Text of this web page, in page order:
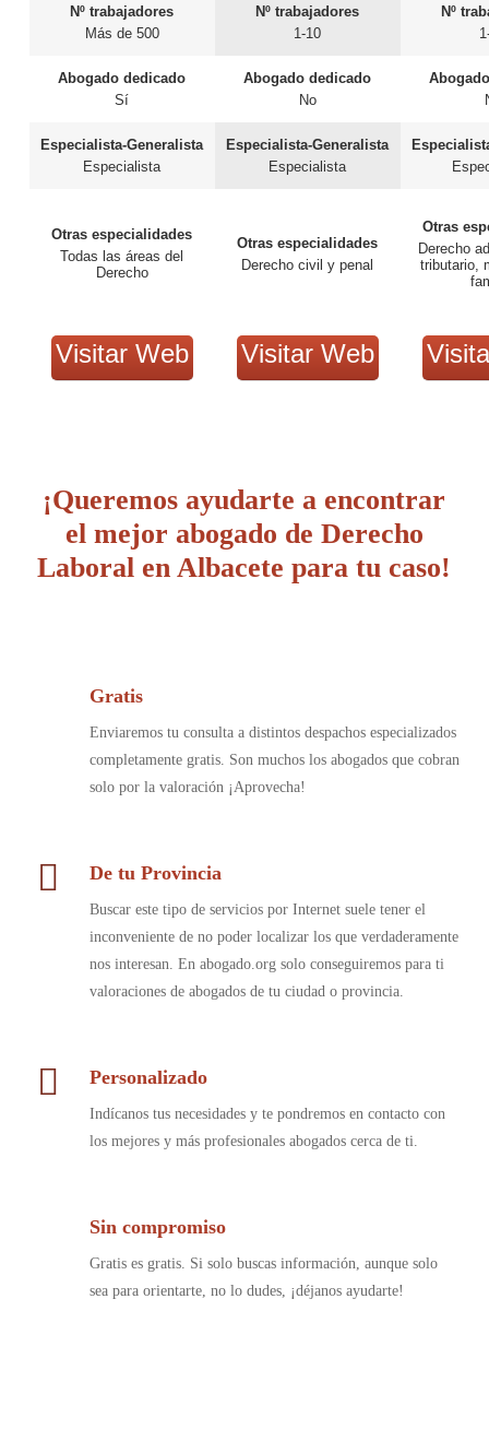
Nº trabajadores
Más de 500
Abogado dedicado
Sí
Especialista-Generalista
Especialista
Otras especialidades
Todas las áreas del
Derecho
Visitar Web
Nº trabajadores
1-10
Abogado dedicado
No
Especialista-Generalista
Especialista
Otras especialidades
Derecho civil y penal
Visitar Web
Nº
Otras
Derecho
tributario,
¡Queremos ayudarte a encontrar
el mejor abogado de Derecho
Laboral en Albacete para tu caso!
Gratis
Enviaremos tu consulta a distintos despachos especializados
completamente gratis. Son muchos los abogados que cobran
solo por la valoración ¡Aprovecha!
De tu Provincia
Buscar este tipo de servicios por Internet suele tener el
inconveniente de no poder localizar los que verdaderamente
nos interesan. En abogado.org solo conseguiremos para ti
valoraciones de abogados de tu ciudad o provincia.
Personalizado
Indícanos tus necesidades y te pondremos en contacto con
los mejores y más profesionales abogados cerca de ti.
Sin compromiso
Gratis es gratis. Si solo buscas información, aunque solo
sea para orientarte, no lo dudes, ¡déjanos ayudarte!